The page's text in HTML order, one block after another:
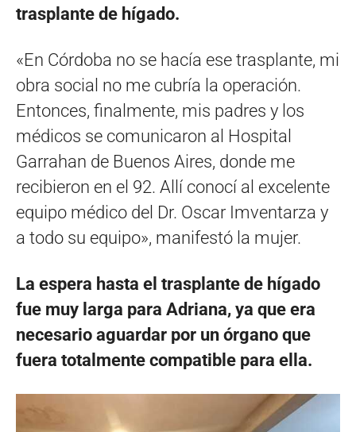
trasplante de hígado.
«En Córdoba no se hacía ese trasplante, mi
obra social no me cubría la operación.
Entonces, finalmente, mis padres y los
médicos se comunicaron al Hospital
Garrahan de Buenos Aires, donde me
recibieron en el 92. Allí conocí al excelente
equipo médico del Dr. Oscar Imventarza y
a todo su equipo», manifestó la mujer.
La espera hasta el trasplante de hígado
fue muy larga para Adriana, ya que era
necesario aguardar por un órgano que
fuera totalmente compatible para ella.